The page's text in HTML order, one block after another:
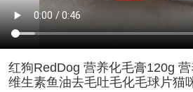
红狗RedDog 营养化毛膏120g
维生素鱼油去毛吐毛化毛球片猫